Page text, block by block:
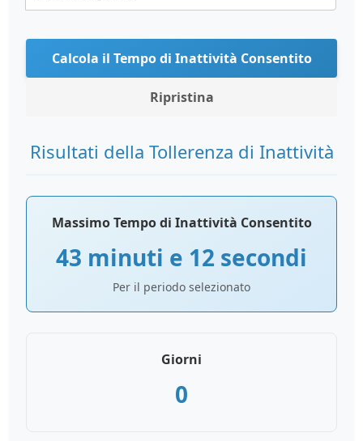
Calcola il Tempo di Inattività Consentito
Ripristina
Risultati della Tollerenza di Inattività
Massimo Tempo di Inattività Consentito
43 minuti e 12 secondi
Per il periodo selezionato
Giorni
0